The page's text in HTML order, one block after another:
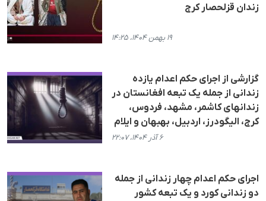
زندان قزلحصار کرج
۱۹ بهمن ۱۴۰۴، ۱۴:۲۵
گزارشی از اجرای حکم اعدام یازدە
زندانی از جملە یک تبعە افغانستان در
زندانهای کاشمر، مشهد، فردوس،
کرج، الیگودرز، اردبیل، بهبهان و ایلام
۶ آذر ۱۴۰۴، ۲۲:۰۷
اجرای حکم اعدام چهار زندانی از جمله
دو زندانی کورد و یک تبعه کشور